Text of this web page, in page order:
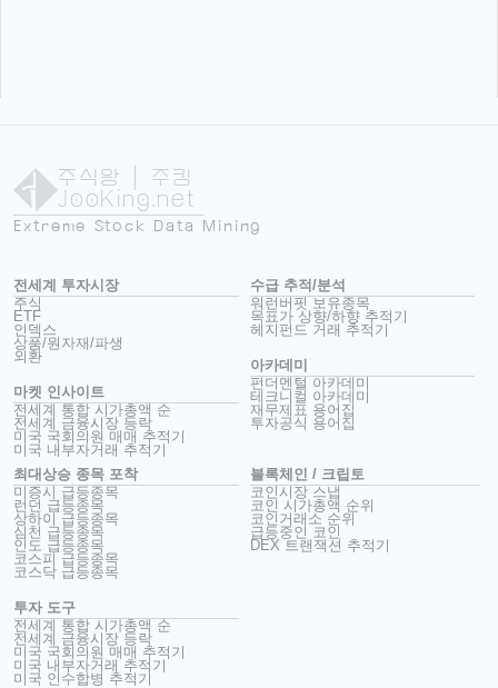
주식왕 | 주킹
JooKing.net
Extreme Stock Data Mining
전세계 투자시장
주식
ETF
인덱스
상품/원자재/파생
외환
마켓 인사이트
전세계 통합 시가총액 순
전세계 금융시장 등락
미국 국회의원 매매 추적기
미국 내부자거래 추적기
수급 추적/분석
워런버핏 보유종목
목표가 상향/하향 추적기
헤지펀드 거래 추적기
아카데미
펀더멘털 아카데미
테크니컬 아카데미
재무제표 용어집
투자공식 용어집
최대상승 종목 포착
미증시 급등종목
런던 급등종목
상하이 급등종목
심천 급등종목
인도 급등종목
코스피 급등종목
코스닥 급등종목
투자 도구
전세계 통합 시가총액 순
전세계 금융시장 등락
미국 국회의원 매매 추적기
미국 내부자거래 추적기
미국 인수합병 추적기
블록체인 / 크립토
코인시장 스냅
코인 시가총액 순위
코인거래소 순위
급등중인 코인
DEX 트랜잭션 추적기